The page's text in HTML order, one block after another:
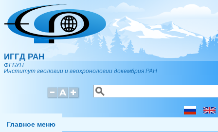
Перейти к основному содержанию
ИГГД РАН
ФГБУН
Институт геологии и геохронологии докембрия РАН
Форма поиска
Поиск
Главное меню